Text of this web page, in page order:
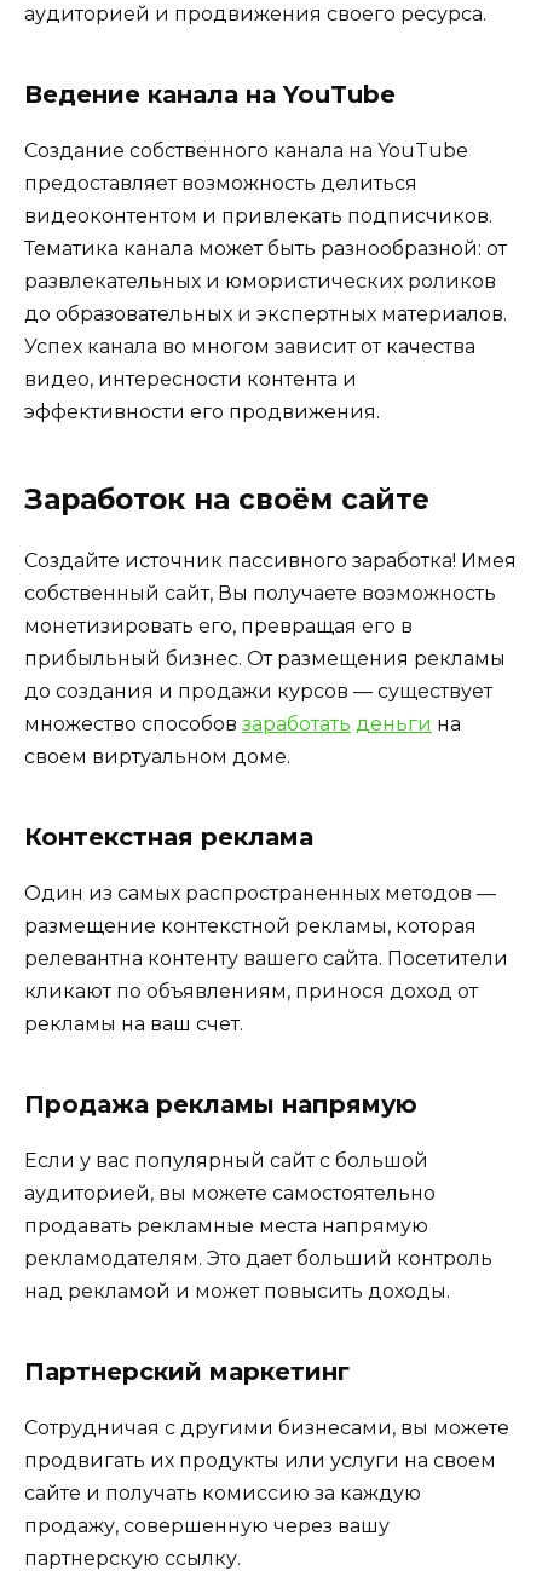
аудиторией и продвижения своего ресурса.
Ведение канала на YouTube
Создание собственного канала на YouTube
предоставляет возможность делиться
видеоконтентом и привлекать подписчиков.
Тематика канала может быть разнообразной: от
развлекательных и юмористических роликов
до образовательных и экспертных материалов.
Успех канала во многом зависит от качества
видео, интересности контента и
эффективности его продвижения.
Заработок на своём сайте
Создайте источник пассивного заработка! Имея
собственный сайт, Вы получаете возможность
монетизировать его, превращая его в
прибыльный бизнес. От размещения рекламы
до создания и продажи курсов — существует
множество способов заработать деньги на
своем виртуальном доме.
Контекстная реклама
Один из самых распространенных методов —
размещение контекстной рекламы, которая
релевантна контенту вашего сайта. Посетители
кликают по объявлениям, принося доход от
рекламы на ваш счет.
Продажа рекламы напрямую
Если у вас популярный сайт с большой
аудиторией, вы можете самостоятельно
продавать рекламные места напрямую
рекламодателям. Это дает больший контроль
над рекламой и может повысить доходы.
Партнерский маркетинг
Сотрудничая с другими бизнесами, вы можете
продвигать их продукты или услуги на своем
сайте и получать комиссию за каждую
продажу, совершенную через вашу
партнерскую ссылку.